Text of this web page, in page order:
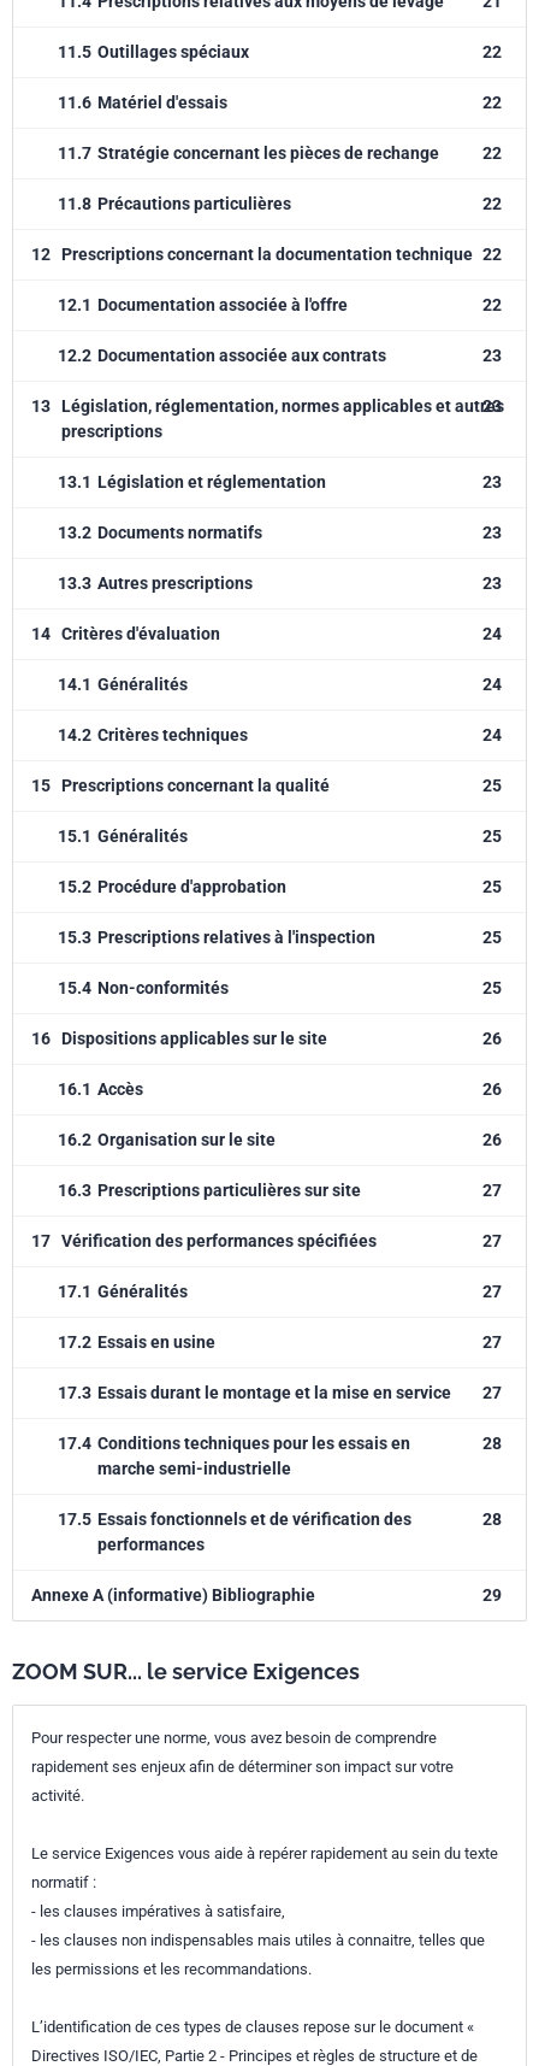
11.5 Outillages spéciaux 22
11.6 Matériel d'essais 22
11.7 Stratégie concernant les pièces de rechange 22
11.8 Précautions particulières 22
12 Prescriptions concernant la documentation technique 22
12.1 Documentation associée à l'offre 22
12.2 Documentation associée aux contrats 23
13 Législation, réglementation, normes applicables et autres
prescriptions
23
13.1 Législation et réglementation 23
13.2 Documents normatifs 23
13.3 Autres prescriptions 23
14 Critères d'évaluation 24
14.1 Généralités 24
14.2 Critères techniques 24
15 Prescriptions concernant la qualité 25
15.1 Généralités 25
15.2 Procédure d'approbation 25
15.3 Prescriptions relatives à l'inspection 25
15.4 Non-conformités 25
16 Dispositions applicables sur le site 26
16.1 Accès 26
16.2 Organisation sur le site 26
16.3 Prescriptions particulières sur site 27
17 Vérification des performances spécifiées 27
17.1 Généralités 27
17.2 Essais en usine 27
17.3 Essais durant le montage et la mise en service 27
17.4 Conditions techniques pour les essais en
marche semi-industrielle
28
17.5 Essais fonctionnels et de vérification des
performances
28
Annexe A (informative) Bibliographie 29
ZOOM SUR... le service Exigences
Pour respecter une norme, vous avez besoin de comprendre
rapidement ses enjeux afin de déterminer son impact sur votre
activité.
Le service Exigences vous aide à repérer rapidement au sein du texte
normatif :
- les clauses impératives à satisfaire,
- les clauses non indispensables mais utiles à connaitre, telles que
les permissions et les recommandations.
L’identification de ces types de clauses repose sur le document «
Directives ISO/IEC, Partie 2 - Principes et règles de structure et de